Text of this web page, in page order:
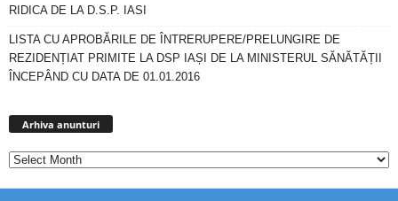
RIDICA DE LA D.S.P. IASI
LISTA CU APROBĂRILE DE ÎNTRERUPERE/PRELUNGIRE DE
REZIDENȚIAT PRIMITE LA DSP IAȘI DE LA MINISTERUL SĂNĂTĂȚII
ÎNCEPÂND CU DATA DE 01.01.2016
Arhiva anunturi